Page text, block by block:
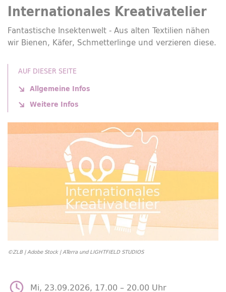
Internationales Kreativatelier
Fantastische Insektenwelt - Aus alten Textilien nähen
wir Bienen, Käfer, Schmetterlinge und verzieren diese.
AUF DIESER SEITE
Allgemeine Infos
Weitere Infos
©ZLB | Adobe Stock | ATerra und LIGHTFIELD STUDIOS
Mi, 23.09.2026, 17.00 – 20.00 Uhr